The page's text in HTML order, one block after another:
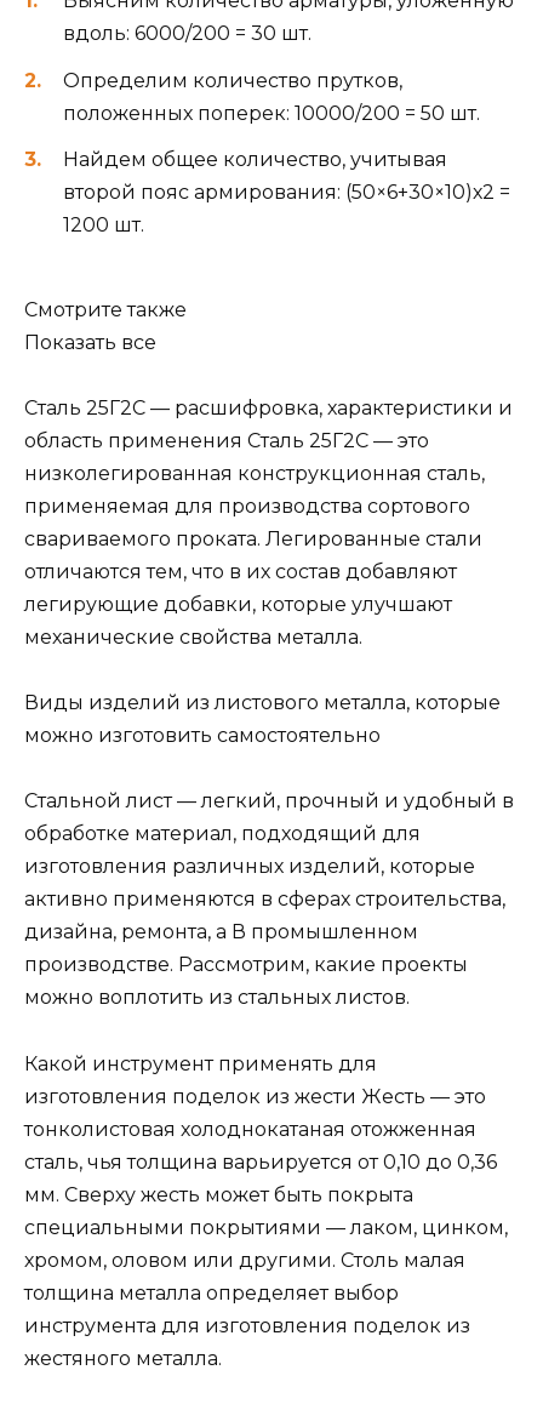
вдоль: 6000/200 = 30 шт.
Определим количество прутков,
положенных поперек: 10000/200 = 50 шт.
Найдем общее количество, учитывая
второй пояс армирования: (50×6+30×10)х2 =
1200 шт.
Смотрите также
Показать все
Сталь 25Г2С — расшифровка, характеристики и
область применения Сталь 25Г2С — это
низколегированная конструкционная сталь,
применяемая для производства сортового
свариваемого проката. Легированные стали
отличаются тем, что в их состав добавляют
легирующие добавки, которые улучшают
механические свойства металла.
Виды изделий из листового металла, которые
можно изготовить самостоятельно
Стальной лист — легкий, прочный и удобный в
обработке материал, подходящий для
изготовления различных изделий, которые
активно применяются в сферах строительства,
дизайна, ремонта, а В промышленном
производстве. Рассмотрим, какие проекты
можно воплотить из стальных листов.
Какой инструмент применять для
изготовления поделок из жести Жесть — это
тонколистовая холоднокатаная отожженная
сталь, чья толщина варьируется от 0,10 до 0,36
мм. Сверху жесть может быть покрыта
специальными покрытиями — лаком, цинком,
хромом, оловом или другими. Столь малая
толщина металла определяет выбор
инструмента для изготовления поделок из
жестяного металла.